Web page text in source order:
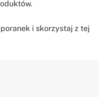
i skorzystaj z tej